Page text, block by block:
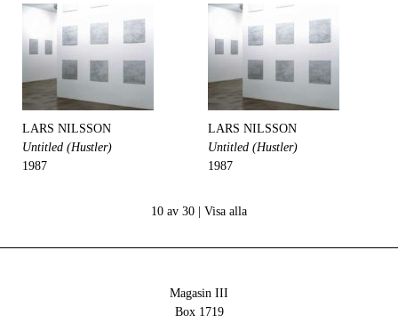
LARS NILSSON
Untitled (Hustler)
1987
LARS NILSSON
Untitled (Hustler)
1987
10 av 30 | Visa alla
Magasin III
Box 1719